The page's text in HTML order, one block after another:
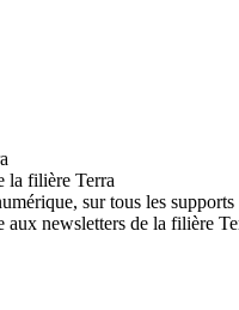
la filière Terra
sur tous les supports
aux newsletters de la filière